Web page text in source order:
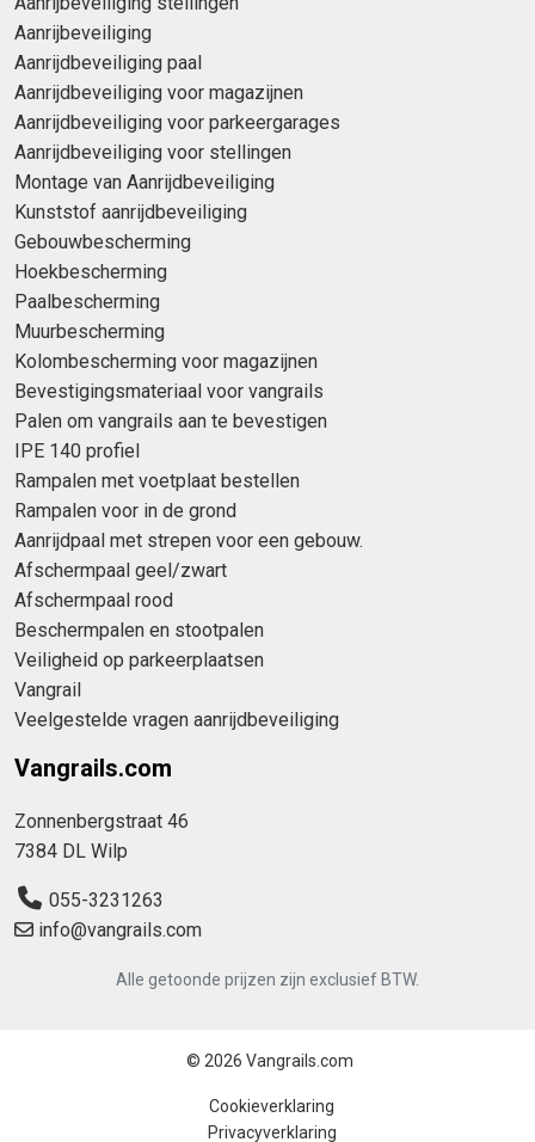
Aanrijbeveiliging
Aanrijdbeveiliging paal
Aanrijdbeveiliging voor magazijnen
Aanrijdbeveiliging voor parkeergarages
Aanrijdbeveiliging voor stellingen
Montage van Aanrijdbeveiliging
Kunststof aanrijdbeveiliging
Gebouwbescherming
Hoekbescherming
Paalbescherming
Muurbescherming
Kolombescherming voor magazijnen
Bevestigingsmateriaal voor vangrails
Palen om vangrails aan te bevestigen
IPE 140 profiel
Rampalen met voetplaat bestellen
Rampalen voor in de grond
Aanrijdpaal met strepen voor een gebouw.
Afschermpaal geel/zwart
Afschermpaal rood
Beschermpalen en stootpalen
Veiligheid op parkeerplaatsen
Vangrail
Veelgestelde vragen aanrijdbeveiliging
Vangrails.com
Zonnenbergstraat 46
7384 DL Wilp
055-3231263
info@vangrails.com
Alle getoonde prijzen zijn exclusief BTW.
© 2026 Vangrails.com
Cookieverklaring
Privacyverklaring